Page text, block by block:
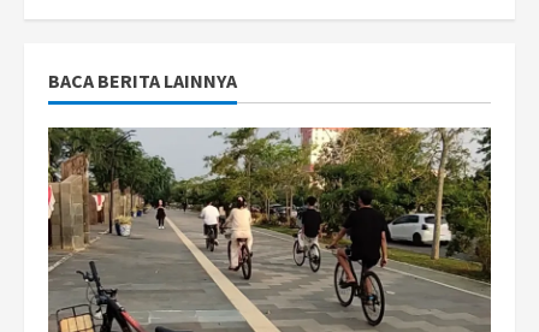
BACA BERITA LAINNYA